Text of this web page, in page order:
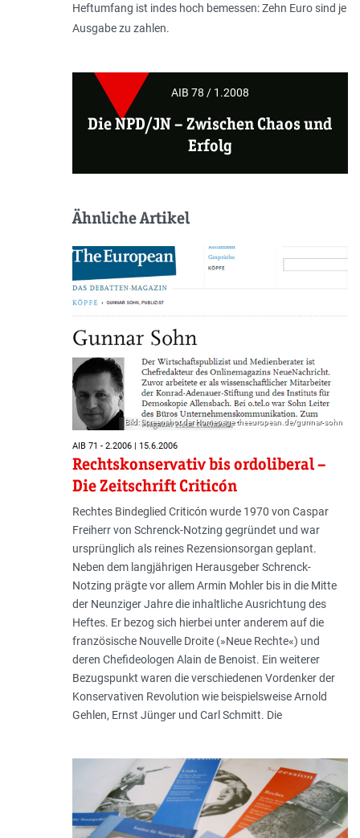
Heftumfang ist indes hoch bemessen: Zehn Euro sind je
Ausgabe zu zahlen.
AIB 78 / 1.2008
Die NPD/JN–Zwischen Chaos und
Erfolg
Ähnliche Artikel
Bild: Screenshot der Homepage theeuropean.de/gunnar-sohn
AIB 71 - 2.2006 | 15.6.2006
Rechtskonservativ bis ordoliberal –
Die Zeitschrift Criticón
Rechtes Bindeglied Criticón wurde 1970 von Caspar
Freiherr von Schrenck-Notzing gegründet und war
ursprünglich als reines Rezensionsorgan geplant.
Neben dem langjährigen Herausgeber Schrenck-
Notzing prägte vor allem Armin Mohler bis in die Mitte
der Neunziger Jahre die inhaltliche Ausrichtung des
Heftes. Er bezog sich hierbei unter anderem auf die
französische Nouvelle Droite (»Neue Rechte«) und
deren Chefideologen Alain de Benoist. Ein weiterer
Bezugspunkt waren die verschiedenen Vordenker der
Konservativen Revolution wie beispielsweise Arnold
Gehlen, Ernst Jünger und Carl Schmitt. Die